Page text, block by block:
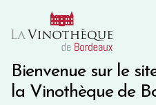
Bienvenue sur le
la Vinothèque de
10€ de remise immédiate
Une question ?